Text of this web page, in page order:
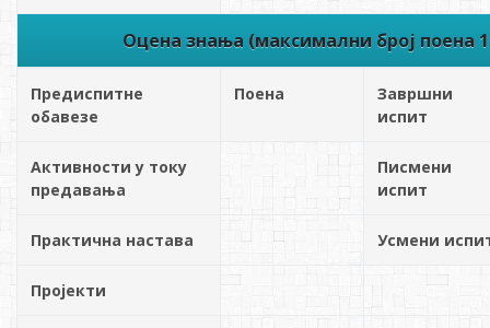
Оцена знања (максимални број поена
Предиспитне
обавезе
Поена
Завршни
испит
Активности у току
предавања
Писмени
испит
Практична настава Усмени
Пројекти